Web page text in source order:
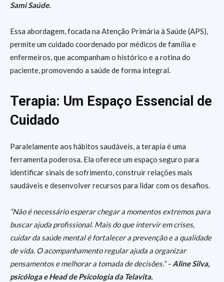
Sami Saúde.
Essa abordagem, focada na Atenção Primária à Saúde (APS),
permite um cuidado coordenado por médicos de família e
enfermeiros, que acompanham o histórico e a rotina do
paciente, promovendo a saúde de forma integral.
Terapia: Um Espaço Essencial de
Cuidado
Paralelamente aos hábitos saudáveis, a terapia é uma
ferramenta poderosa. Ela oferece um espaço seguro para
identificar sinais de sofrimento, construir relações mais
saudáveis e desenvolver recursos para lidar com os desafios.
“Não é necessário esperar chegar a momentos extremos para
buscar ajuda profissional. Mais do que intervir em crises,
cuidar da saúde mental é fortalecer a prevenção e a qualidade
de vida. O acompanhamento regular ajuda a organizar
pensamentos e melhorar a tomada de decisões.” –Aline Silva,
psicóloga e Head de Psicologia da Telavita.